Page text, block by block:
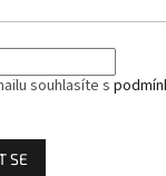
souhlasíte s
SE